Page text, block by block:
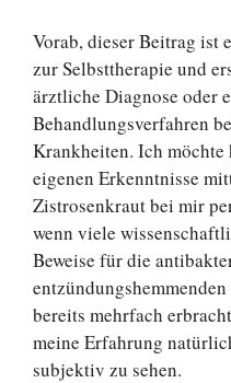
Vorab, dieser Beitrag ist
zur Selbsttherapie und
ärztliche Diagnose oder
Behandlungsverfahren
Krankheiten. Ich
eigenen Erkenntnisse
Zistrosenkraut bei mir
wenn viele
Beweise für die
bereits mehrfach
meine Erfahrung
subjektiv zu sehen.